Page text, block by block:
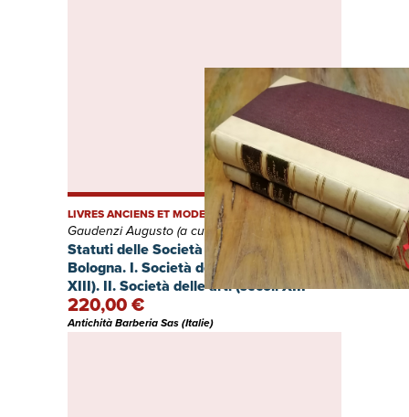
Statuti delle Società del popolo di
Bologna. I. Società delle armi (secolo
XIII). II. Società delle arti (secoli XIII-
XIV).
LIVRES ANCIENS ET MODERNES
Gaudenzi Augusto (a cura di), Gaudenzi Augusto
220,00 €
Antichità Barberia Sas (Italie)